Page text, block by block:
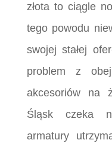
złota to ciągle
tego powodu
swojej stałej
problem z
akcesoriów na
Śląsk czeka
armatury